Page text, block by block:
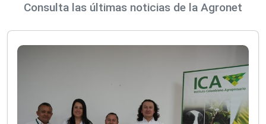
Consulta las últimas noticias de la Agronet